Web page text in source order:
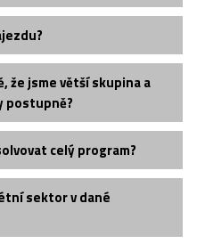
že jsme větší skupina a
postupně?
celý program?
sektor v dané